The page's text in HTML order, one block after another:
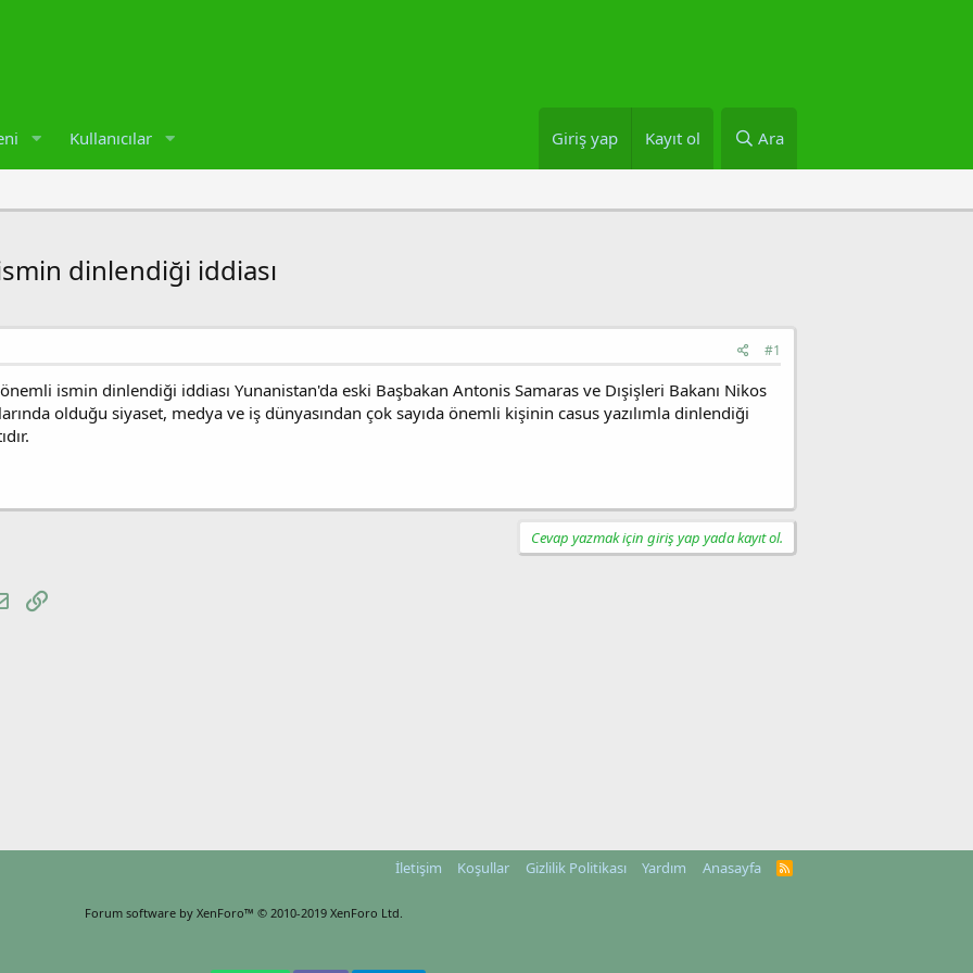
Kullanıcılar Giriş yap Kayıt ol Ara
dinlendiği iddiası
#1
ismin dinlendiği iddiası Yunanistan'da eski Başbakan Antonis Samaras ve Dışişleri Bakanı Nikos
olduğu siyaset, medya ve iş dünyasından çok sayıda önemli kişinin casus yazılımla dinlendiği
Cevap yazmak için giriş yap yada kayıt ol.
E-postaLink
İletişim Koşullar Gizlilik Politikası Yardım Anasayfa
R
Forum software by XenForo™ © 2010-2019 XenForo Ltd.